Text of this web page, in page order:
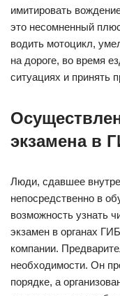
имитировать
это несомненный
водить мотоцикл,
на дороге, во время
ситуациях и принять
экзамена в
Люди, сдавшее
непосредственно в
возможность узнать
экзамен в органах
компании.
необходимости. Он
порядке, а